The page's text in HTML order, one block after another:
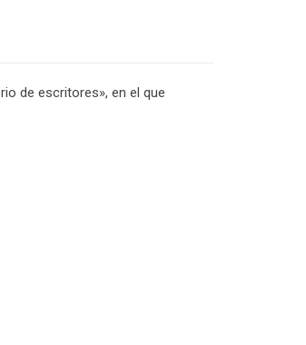
de escritores», en el que